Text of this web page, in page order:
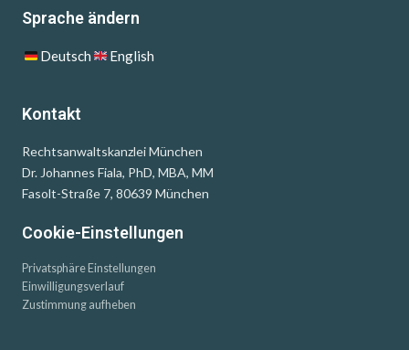
Sprache ändern
Deutsch English
Kontakt
Rechtsanwaltskanzlei München
Dr. Johannes Fiala, PhD, MBA, MM
Fasolt-Straße 7, 80639 München
Cookie-Einstellungen
Privatsphäre Einstellungen
Einwilligungsverlauf
Zustimmung aufheben